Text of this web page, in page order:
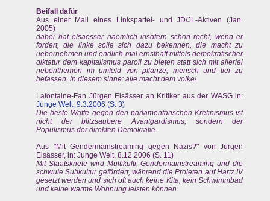
Beifall dafür
Aus einer Mail eines Linkspartei- und JD/JL-Aktiven (Jan.
2005)
dabei hat elsaesser naemlich insofern schon recht, wenn er
fordert, die linke solle sich dazu bekennen, die macht zu
uebernehmen und endlich mal ernsthaft mittels demokratischer
diktatur dem kapitalismus paroli zu bieten statt sich mit allerlei
nebenthemen im umfeld von pflanze, mensch und tier zu
befassen. in diesem sinne: alle macht dem volke!
Lafontaine-Fan Jürgen Elsässer an Kritiker aus der WASG in:
Junge Welt, 9.3.2006 (S. 3)
Die beste Waffe gegen den parlamentarischen Kretinismus ist
nicht der blitzsaubere Avantgardismus, sondern der
Populismus der direkten Demokratie.
Aus "Mit Gendermainstreaming gegen Nazis?" von Jürgen
Elsässer, in: Junge Welt, 8.12.2006 (S. 11)
Mit Staatsknete wird Multikulti, Gendermainstreaming und die
schwule Subkultur gefördert, während die Proleten auf Hartz IV
gesetzt werden und sich oft auch keine Kita, kein Schwimmbad
und keine warme Wohnung leisten können.